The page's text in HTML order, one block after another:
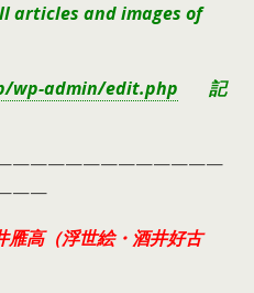
articles and images of
wp-admin/edit.php 記
高（浮世絵・酒井好古